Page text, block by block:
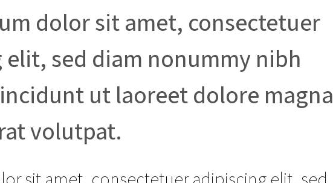
dolor sit amet, consectetuer
sed diam nonummy nibh
ut laoreet dolore magna
volutpat.